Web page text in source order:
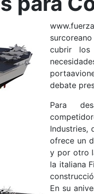
cubrir
debate
Para
Industries,
ofrece un
y por otro
la italiana
En su